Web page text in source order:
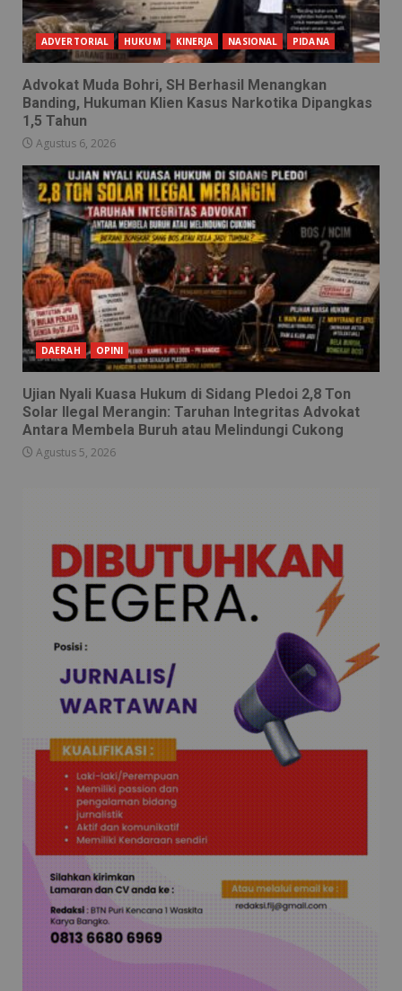
ADVERTORIAL HUKUM KINERJA NASIONAL PIDANA
Advokat Muda Bohri, SH Berhasil Menangkan
Banding, Hukuman Klien Kasus Narkotika Dipangkas
1,5 Tahun
Agustus 6, 2026
DAERAH OPINI
Ujian Nyali Kuasa Hukum di Sidang Pledoi 2,8 Ton
Solar Ilegal Merangin: Taruhan Integritas Advokat
Antara Membela Buruh atau Melindungi Cukong
Agustus 5, 2026